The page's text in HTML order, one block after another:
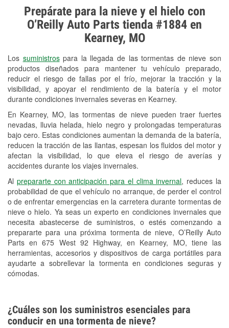
Prepárate para la nieve y el hielo con
O’Reilly Auto Parts tienda #1884 en
Kearney, MO
Los suministrospara la llegada de las tormentas de nieve son
productos diseñados para mantener tu vehículo preparado,
reducir el riesgo de fallas por el frío, mejorar la tracción y la
visibilidad, y apoyar el rendimiento de la batería y el motor
durante condiciones invernales severas en Kearney.
En Kearney, MO, las tormentas de nieve pueden traer fuertes
nevadas, lluvia helada, hielo negro y prolongadas temperaturas
bajo cero. Estas condiciones aumentan la demanda de la batería,
reducen la tracción de las llantas, espesan los fluidos del motor y
afectan la visibilidad, lo que eleva el riesgo de averías y
accidentes durante los viajes invernales.
Al prepararte con anticipación para el clima invernal, reduces la
probabilidad de que el vehículo no arranque, de perder el control
o de enfrentar emergencias en la carretera durante tormentas de
nieve o hielo. Ya seas un experto en condiciones invernales que
necesita abastecerse de suministros, o estés comenzando a
prepararte para una próxima tormenta de nieve, O’Reilly Auto
Parts en 675 West 92 Highway, en Kearney, MO, tiene las
herramientas, accesorios y dispositivos de carga portátiles para
ayudarte a sobrellevar la tormenta en condiciones seguras y
cómodas.
Prueba de alternadores y
arrancadores
Revisión de la luz "Check Engine"
Reciclaje de baterías y aceite
Instalación de bombillas de faros
Instalación de limpiaparabrisas
Programa de Préstamo de
Herramientas
Rectificación de tambores y discos de
freno
Mangueras hidráulicas a la medida
Snowstorm Supplies
Tornado Supplies
Conoce más
¿Cuáles son los suministros esenciales para
conducir en una tormenta de nieve?